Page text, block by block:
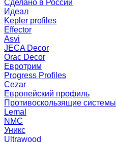
Сделано в России
Идеал
Kepler profiles
Effector
Asvi
JECA Decor
Orac Decor
Евротрим
Progress Profiles
Cezar
Европейский профиль
Противоскользящие системы
Lemal
NMC
Уникс
Ultrawood